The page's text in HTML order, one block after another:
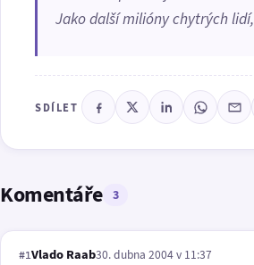
Jako další milióny chytrých
SDÍLET
Komentáře 3
#1Vlado Raab30. dubna 2004 v 11:37